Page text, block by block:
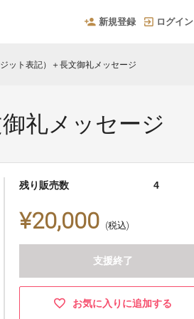
新規登録 ログイン
ット表記）＋長文御礼メッセージ
礼メッセージ
残り販売数 4
¥20,000 (税込)
支援終了
お気に入りに追加する